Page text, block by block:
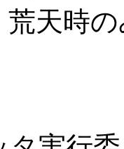
天時